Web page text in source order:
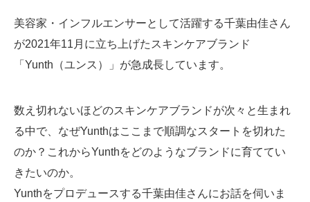
美容家・インフルエンサーとして活躍する千葉由佳さん
が2021年11月に立ち上げたスキンケアブランド
「Yunth（ユンス）」が急成長しています。
数え切れないほどのスキンケアブランドが次々と生まれ
る中で、なぜYunthはここまで順調なスタートを切れた
のか？これからYunthをどのようなブランドに育ててい
きたいのか。
Yunthをプロデュースする千葉由佳さんにお話を伺いま